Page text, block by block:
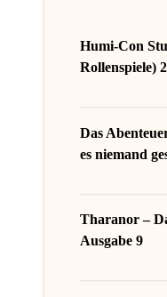
Humi-Con
Rollenspiele)
Das
es niemand
Tharanor –
Ausgabe 9